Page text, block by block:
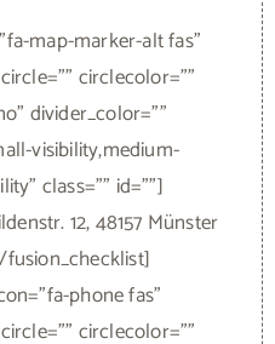
map-marker-alt fas"
circlecolor=""
divider_color=""
visibility,medium-
class="" id=""]
12, 48157 Münster
phone fas"
circlecolor=""